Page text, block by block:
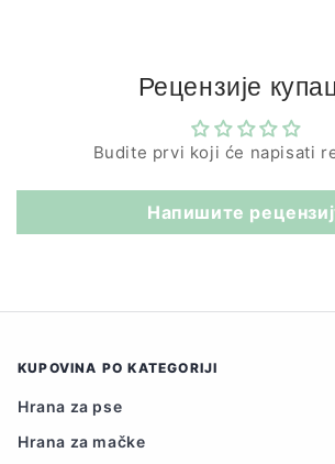
Рецензије
Budite prvi koji će napisati
Напишите
KUPOVINA PO KATEGORIJI
Hrana za pse
Hrana za mačke